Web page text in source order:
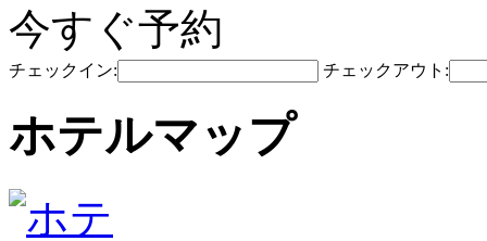
今すぐ予約
チェックイン: チェックアウト:
ホテルマップ